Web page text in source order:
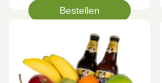
Bestellen